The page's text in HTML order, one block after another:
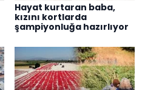
Hayat kurtaran baba,
kızını kortlarda
şampiyonluğa hazırlıyor